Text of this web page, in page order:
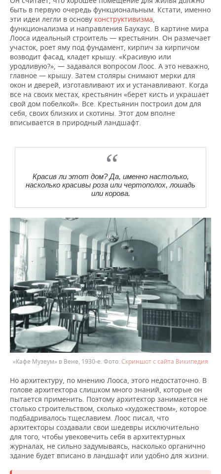
быть в первую очередь функциональным. Кстати, именно
эти идеи легли в основу конструктивизма,
функционализма и направления Баухаус. В картине мира
Лооса идеальный строитель — крестьянин. Он размечает
участок, роет яму под фундамент, кирпич за кирпичом
возводит фасад, кладет крышу. «Красивую или
уродливую?», — задавался вопросом Лоос. А это неважно,
главное — крышу. Затем столяры снимают мерки для
окон и дверей, изготавливают их и устанавливают. Когда
все на своих местах, крестьянин «берет кисть и украшает
свой дом побелкой». Все. Крестьянин построил дом для
себя, своих близких и скотины. Этот дом вполне
вписывается в природный ландшафт.
Красив ли этот дом? Да, именно настолько,
насколько красивы роза или чертополох, лошадь
или корова.
«Кафе Музеум» в Вене, 1930-е. Скриншот с сайта Википедия
Но архитектуру, по мнению Лооса, этого недостаточно. В
голове архитектора слишком много знаний, которые он
пытается применить. Поэтому архитектор занимается не
столько строительством, сколько «художеством», которое
подбадривалось тщеславием. Лоос писал, что
архитекторы создавали свои шедевры исключительно
для того, чтобы увековечить себя в архитектурных
журналах, не сильно задумываясь, насколько органично
здание будет вписано в ландшафт или удобно для жизни.